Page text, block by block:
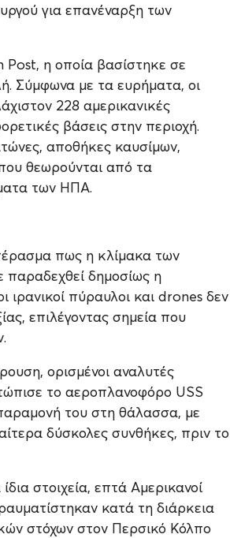
για επανέναρξη των
η οποία βασίστηκε σε
Σύμφωνα με τα ευρήματα, οι
228 αμερικανικές
βάσεις στην περιοχή.
αποθήκες καυσίμων,
θεωρούνται από τα
των ΗΠΑ.
πως η κλίμακα των
παραδεχθεί δημοσίως η
ιρανικοί πύραυλοι και drones δεν
επιλέγοντας σημεία που
ορισμένοι αναλυτές
το αεροπλανοφόρο USS
του στη θάλασσα, με
δύσκολες συνθήκες, πριν το
στοιχεία, επτά Αμερικανοί
κατά τη διάρκεια
στόχων στον Περσικό Κόλπο